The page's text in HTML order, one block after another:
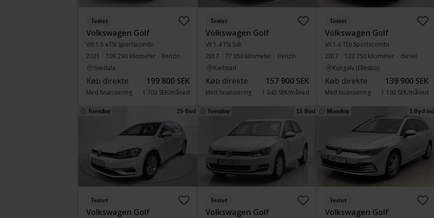
Testet
Volkswagen Golf
VIII 1.5 eTSI Sportscombi
2021
109 290 kilometer
Benzin
Svedala
Køb direkte 199 800 SEK
Med finansiering 1 702 SEK/måned
Testet
Volkswagen Golf
VII 1.4 TSI 5dr
2017
77 050 kilometer
Benzin
Karlstad
Køb direkte 157 900 SEK
Med finansiering 1 345 SEK/måned
Testet
Volkswagen Golf
VII 1.6 TDI Sportscombi
2017
120 750 kilometer
diesel
Kungälv (Ellesbo)
Køb direkte 139 900 SEK
Med finansiering 1 192 SEK/måned
Tuesday 25 Bud
Testet
Volkswagen Golf
Tuesday 13 Bud
Testet
Volkswagen Golf
Monday 1 Byd ind
Testet
Volkswagen Golf